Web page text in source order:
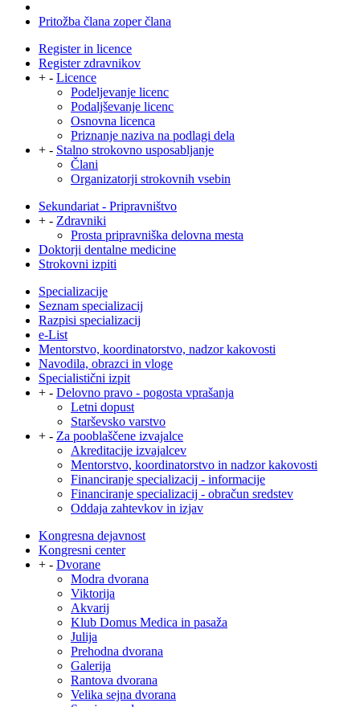
Pritožba člana zoper člana
Register in licence
Register zdravnikov
+ - Licence
Podeljevanje licenc
Podaljševanje licenc
Osnovna licenca
Priznanje naziva na podlagi dela
+ - Stalno strokovno usposabljanje
Člani
Organizatorji strokovnih vsebin
Sekundariat - Pripravništvo
+ - Zdravniki
Prosta pripravniška delovna mesta
Doktorji dentalne medicine
Strokovni izpiti
Specializacije
Seznam specializacij
Razpisi specializacij
e-List
Mentorstvo, koordinatorstvo, nadzor kakovosti
Navodila, obrazci in vloge
Specialistični izpit
+ - Delovno pravo - pogosta vprašanja
Letni dopust
Starševsko varstvo
+ - Za pooblaščene izvajalce
Akreditacije izvajalcev
Mentorstvo, koordinatorstvo in nadzor kakovosti
Financiranje specializacij - informacije
Financiranje specializacij - obračun sredstev
Oddaja zahtevkov in izjav
Kongresna dejavnost
Kongresni center
+ - Dvorane
Modra dvorana
Viktorija
Akvarij
Klub Domus Medica in pasaža
Julija
Prehodna dvorana
Galerija
Rantova dvorana
Velika sejna dvorana